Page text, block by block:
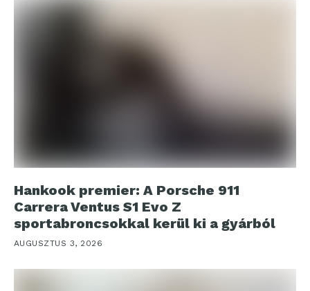
Hankook premier: A Porsche 911
Carrera Ventus S1 Evo Z
sportabroncsokkal kerül ki a gyárból
AUGUSZTUS 3, 2026